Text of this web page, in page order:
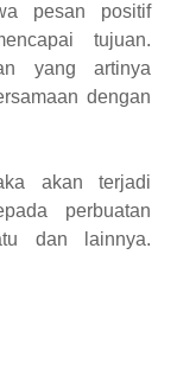
pesan positif
tujuan.
yang artinya
dengan
akan terjadi
perbuatan
dan lainnya.